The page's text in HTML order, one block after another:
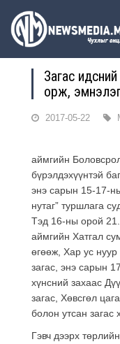
Загас
орж,
2017-05-22
аймгийн
бүрэлдэхүүнтэй
энэ сарын 15-17-
нутаг” туршлага
Тэд 16-ны орой
аймгийн Хатгал
өгөөж, Хар ус
загас, энэ сарын
хүнсний захаас
загас, Хөвсгөл
болон утсан загас
Гэвч дээрх